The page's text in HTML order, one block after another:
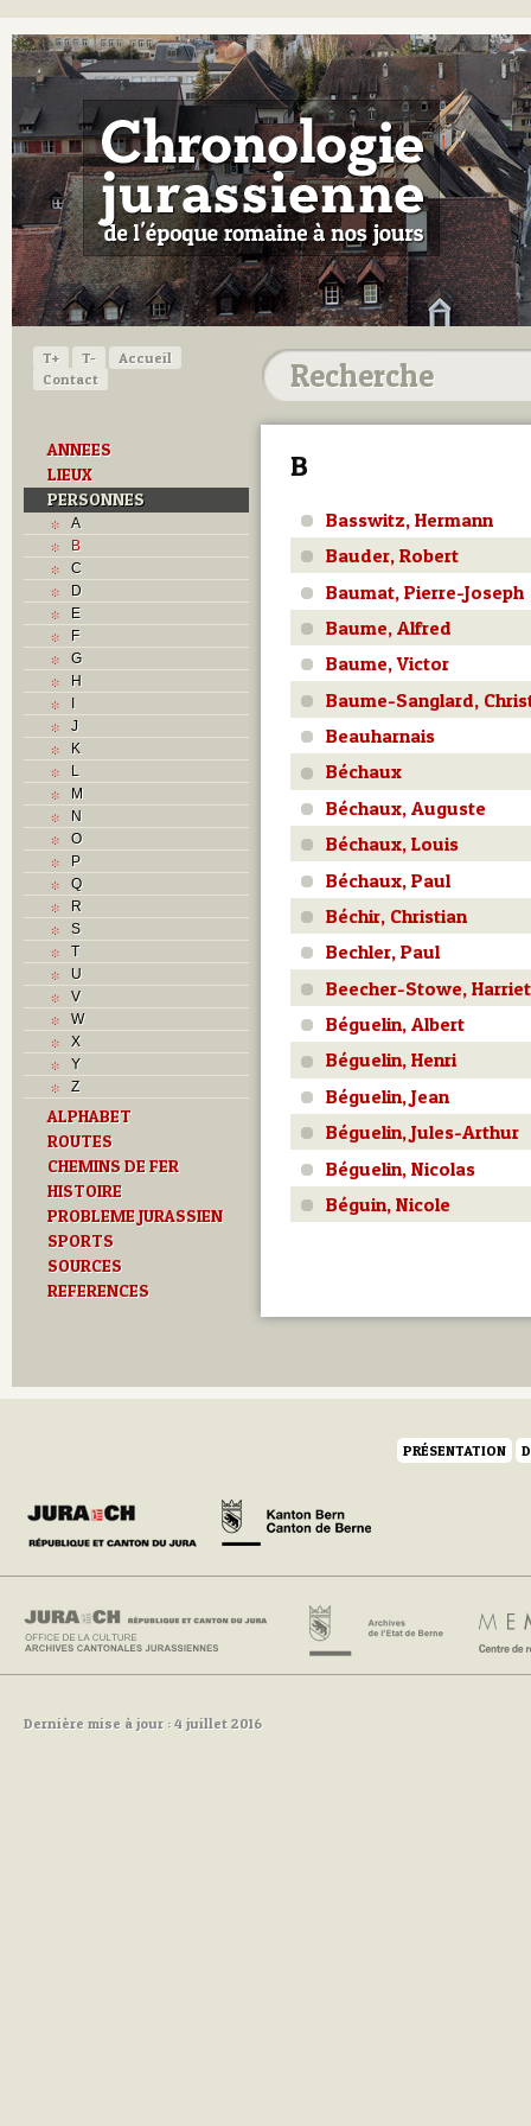
T+ T-
Accueil
Contact
ANNEES
LIEUX
PERSONNES
A
B
C
D
E
F
G
H
I
J
K
L
M
N
O
P
Q
R
S
T
U
V
W
X
Y
Z
ALPHABET
ROUTES
CHEMINS DE FER
HISTOIRE
PROBLEME JURASSIEN
SPORTS
SOURCES
REFERENCES
B
Basswitz, Hermann
Bauder, Robert
Baumat, Pierre-Joseph
Baume, Alfred
Baume, Victor
Baume-Sanglard,
Beauharnais
Béchaux
Béchaux, Auguste
Béchaux, Louis
Béchaux, Paul
Béchir, Christian
Bechler, Paul
Beecher-Stowe, Harriet
Béguelin, Albert
Béguelin, Henri
Béguelin, Jean
Béguelin, Jules-Arthur
Béguelin, Nicolas
Béguin, Nicole
PRÉSENTATION
Dernière mise à jour : 4 juillet 2016